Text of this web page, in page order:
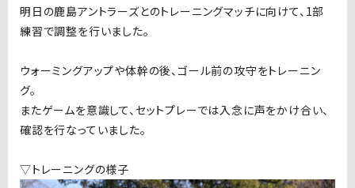
明日の鹿島アントラーズとのトレーニングマッチに向けて、1部
練習で調整を行いました。
ウォーミングアップや体幹の後、ゴール前の攻守をトレーニン
グ。
またゲームを意識して、セットプレーでは入念に声をかけ合い、
確認を行なっていました。
▽トレーニングの様子